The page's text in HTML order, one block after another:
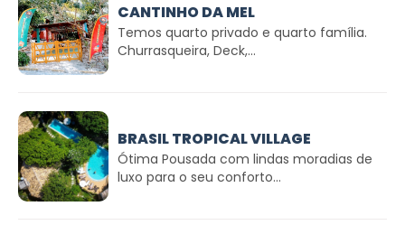
CANTINHO DA MEL
Temos quarto privado e quarto família.
Churrasqueira, Deck,...
BRASIL TROPICAL VILLAGE
Ótima Pousada com lindas moradias de
luxo para o seu conforto...